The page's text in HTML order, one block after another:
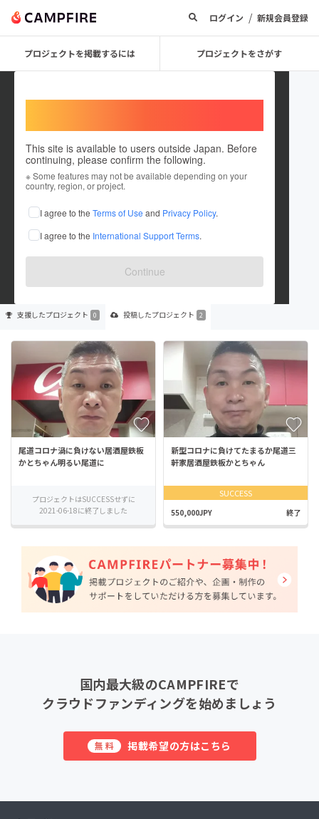
ログイン / 新規会員登録
プロジェクトを掲載するには プロジェクトをさがす
This site is available to users outside Japan. Before
continuing, please confirm the following.
※ Some features may not be available depending on your
country, region, or project.
I agree to the Terms of Use and Privacy Policy.
I agree to the International Support Terms.
Continue
KATOCHAN1259
これまでに2件のプロジェクトを投稿しています
在住国：未設定
出身国：未設定
支援したプロジェクト 0 投稿したプロジェクト 2
尾道コロナ渦に負けない居酒屋鉄板
かとちゃん明るい尾道に
プロジェクトはSUCCESSせずに
2021-06-18に終了しました
新型コロナに負けてたまるか尾道三
軒家居酒屋鉄板かとちゃん
SUCCESS
550,000JPY 終了
国内最大級のCAMPFIREで
クラウドファンディングを始めましょう
無料 掲載希望の方はこちら